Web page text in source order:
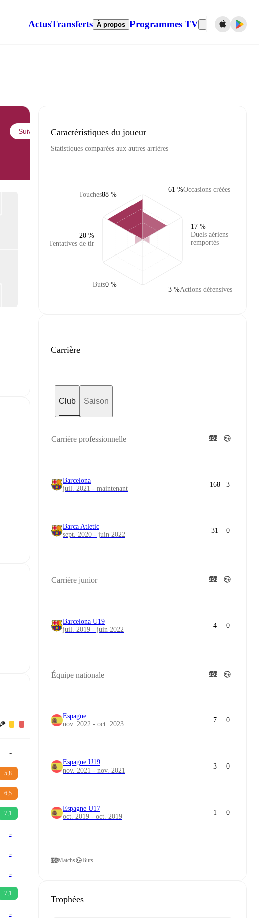
ActusTransferts À propos Programmes TV
Suivre
-
5,8
6,5
7,1
-
-
-
7,1
-
Caractéristiques du joueur
Statistiques comparées aux autres arrières
Touches88 %
Tentatives de tir
20 %
Buts0 %
Occasions créées
61 %
Duels aériens
remportés
17 %
Actions défensives
3 %
Carrière
Club Saison
Carrière professionnelle
Barcelona
juil. 2021 - maintenant
168 3
Barca Atletic
sept. 2020 - juin 2022
31 0
Carrière junior
Barcelona U19
juil. 2019 - juin 2022
4 0
Équipe nationale
Espagne
nov. 2022 - oct. 2023
7 0
Espagne U19
nov. 2021 - nov. 2021
3 0
Espagne U17
oct. 2019 - oct. 2019
1 0
Matchs Buts
Trophées